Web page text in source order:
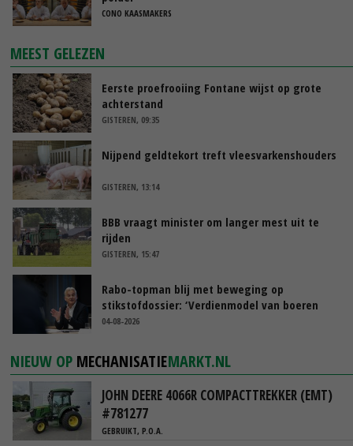
CONO KAASMAKERS
MEEST GELEZEN
Eerste proefrooiing Fontane wijst op grote
achterstand
GISTEREN, 09:35
Nijpend geldtekort treft vleesvarkenshouders
GISTEREN, 13:14
BBB vraagt minister om langer mest uit te
rijden
GISTEREN, 15:47
Rabo-topman blij met beweging op
stikstofdossier: ‘Verdienmodel van boeren
blijft cruciaal’
04-08-2026
NIEUW OP MECHANISATIEMARKT.NL
JOHN DEERE 4066R COMPACTTREKKER (EMT)
#781277
GEBRUIKT, P.O.A.